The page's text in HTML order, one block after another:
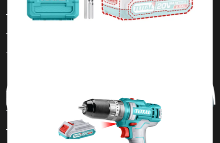
Máy bắn vít Kingblue
Máy phay gỗ Total
Máy phay gỗ DCA